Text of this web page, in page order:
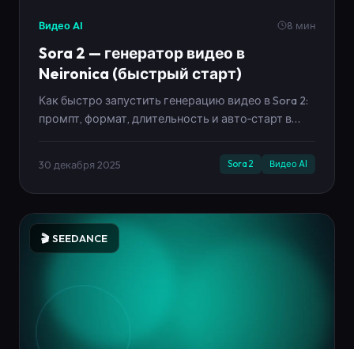
Видео AI 8 мин
Sora 2 — генератор видео в
Neironica (быстрый старт)
Как быстро запустить генерацию видео в Sora 2:
промпт, формат, длительность и авто‑старт в
30 декабря 2025 Sora 2 Видео AI
🎬 SEEDANCE